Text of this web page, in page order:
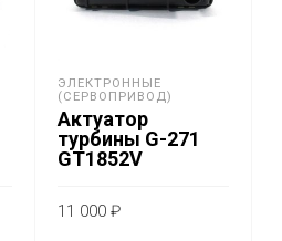
ЭЛЕКТРОННЫЕ
(СЕРВОПРИВОД)
Актуатор
турбины G-271
GT1852V
11 000 ₽